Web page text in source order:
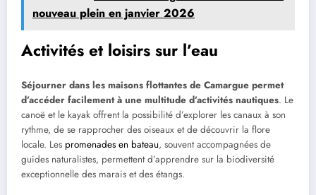
nouveau plein en janvier 2026
Activités et loisirs sur l’eau
Séjourner dans les maisons flottantes de Camargue permet
d’accéder facilement à une multitude d’activités nautiques. Le
canoë et le kayak offrent la possibilité d’explorer les canaux à son
rythme, de se rapprocher des oiseaux et de découvrir la flore
locale. Les promenades en bateau, souvent accompagnées de
guides naturalistes, permettent d’apprendre sur la biodiversité
exceptionnelle des marais et des étangs.